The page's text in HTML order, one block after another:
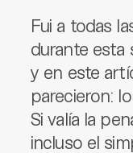
Fui a todas
durante esta
y en este
parecieron:
Si valía la
incluso el